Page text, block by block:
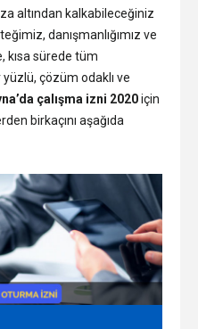
altından kalkabileceğiniz
danışmanlığımız ve
kısa sürede tüm
çözüm odaklı ve
çalışma izni 2020için
birkaçını aşağıda